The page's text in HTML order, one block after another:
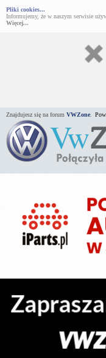
Pliki cookies...
Informujemy, że w naszym serwisie
Więcej...
Znajdujesz się na forum VWZone